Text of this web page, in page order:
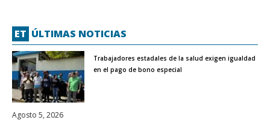
ET ÚLTIMAS NOTICIAS
Trabajadores estadales de la salud exigen igualdad
en el pago de bono especial
Agosto 5, 2026